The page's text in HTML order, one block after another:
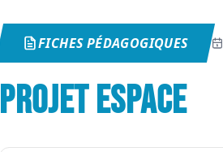
FICHES PÉDAGOGIQUES
PROJET ESPACE